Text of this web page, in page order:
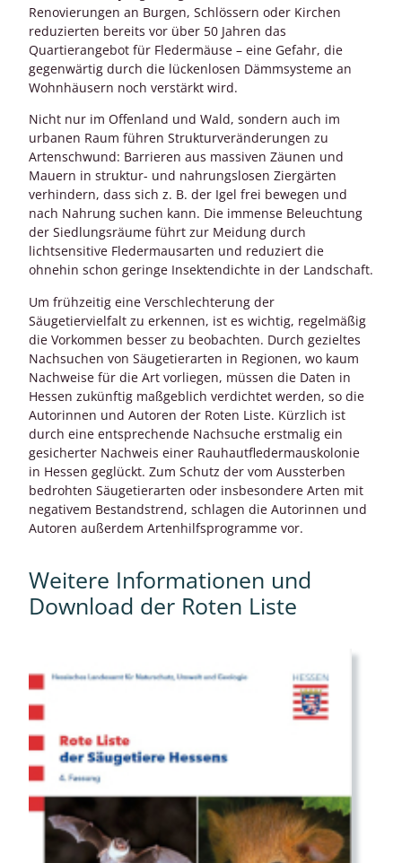
Renovierungen an Burgen, Schlössern oder Kirchen
reduzierten bereits vor über 50 Jahren das
Quartierangebot für Fledermäuse – eine Gefahr, die
gegenwärtig durch die lückenlosen Dämmsysteme an
Wohnhäusern noch verstärkt wird.
Nicht nur im Offenland und Wald, sondern auch im
urbanen Raum führen Strukturveränderungen zu
Artenschwund: Barrieren aus massiven Zäunen und
Mauern in struktur- und nahrungslosen Ziergärten
verhindern, dass sich z. B. der Igel frei bewegen und
nach Nahrung suchen kann. Die immense Beleuchtung
der Siedlungsräume führt zur Meidung durch
lichtsensitive Fledermausarten und reduziert die
ohnehin schon geringe Insektendichte in der Landschaft.
Um frühzeitig eine Verschlechterung der
Säugetiervielfalt zu erkennen, ist es wichtig, regelmäßig
die Vorkommen besser zu beobachten. Durch gezieltes
Nachsuchen von Säugetierarten in Regionen, wo kaum
Nachweise für die Art vorliegen, müssen die Daten in
Hessen zukünftig maßgeblich verdichtet werden, so die
Autorinnen und Autoren der Roten Liste. Kürzlich ist
durch eine entsprechende Nachsuche erstmalig ein
gesicherter Nachweis einer Rauhautfledermauskolonie
in Hessen geglückt. Zum Schutz der vom Aussterben
bedrohten Säugetierarten oder insbesondere Arten mit
negativem Bestandstrend, schlagen die Autorinnen und
Autoren außerdem Artenhilfsprogramme vor.
Weitere Informationen und
Download der Roten Liste